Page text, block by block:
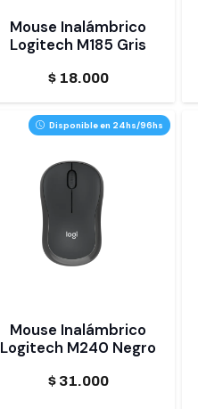
Mouse Inalámbrico
Logitech M185 Gris
$18.000
Disponible en 24hs/96hs
Mouse Inalámbrico
Logitech M240 Negro
$31.000